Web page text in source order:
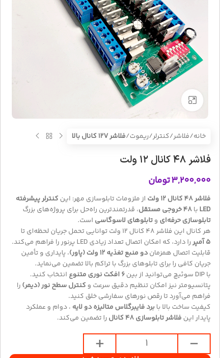
بزرگنمایی تصویر
خانه فلاشر/کنترلر/ریموت فلاشر 12V کانال بالا
فلاشر ۴۸ کانال ۱۲ ولت
۳,۲۰۰,۰۰۰تومان
فلاشر ۴۸ کانال ۱۲ ولت از ملزومات تابلوسازی مهر: اینکنترلر پیشرفته
LED با48خروجی مستقل، قدرتمندترین راه‌حل برای پروژه‌های بزرگ
تابلوسازی حرفه‌ای وتابلوهای لاسوگاسی است.
هر کانال این فلاشر ۴۸ کانال ۱۲ ولت توانایی تحمل جریان لحظه‌ای تا
5آمپررا دارد، که امکان اتصال تعداد زیادی LED پرنور را فراهم می‌کند.
قابلیت اتصال همزماندو منبع تغذیه ۱۲ ولت (پاور)
، پایداری و تأمین
جریان کافی را برای تابلوهای بزرگ با تراکم بالا تضمین می‌نماید.
با DIP سوئیچ می‌توانید از بین
۶ افکت نوری متنوع
انتخاب کنید.
پتانسیومتر نیز امکان تنظیم دقیق سرعت وکنترل سطح نور (دیمر) را
فراهم می‌آورد تا رقص نورهای سفارشی خلق کنید.
کیفیت ساخت بالا بابرد فایبرگلاس متالیزه دو لایه ، دوام و عملکرد
پایدار این فلاشر تابلوسازی ۴۸ کانال را تضمین می‌کند.